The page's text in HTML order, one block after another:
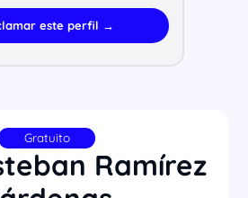
este perfil →
Gratuito
Ramírez